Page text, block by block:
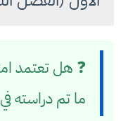
❓ هل تعتمد
ما تم دراسته